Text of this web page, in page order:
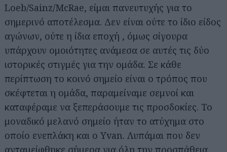
Loeb/Sainz/McRae, είμαι πανευτυχής για το
σημερινό αποτέλεσμα. Δεν είναι ούτε το ίδιο είδος
αγώνων, ούτε η ίδια εποχή , όμως σίγουρα
υπάρχουν ομοιότητες ανάμεσα σε αυτές τις δύο
ιστορικές στιγμές για την ομάδα. Σε κάθε
περίπτωση το κοινό σημείο είναι ο τρόπος που
σκέφτεται η ομάδα, παραμείναμε σεμνοί και
καταφέραμε να ξεπεράσουμε τις προσδοκίες. Το
μοναδικό μελανό σημείο ήταν το ατύχημα στο
οποίο ενεπλάκη και ο Yvan. Λυπάμαι που δεν
ανταμείφθηκε σήμερα για όλη την προσπάθεια